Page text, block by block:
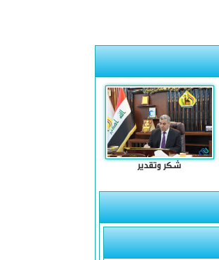
شكر وتقدير